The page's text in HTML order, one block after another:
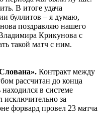
В итоге удача
буллитов – я думаю,
поздравляю нашего
Крикунова с
такой матч с ним.
Контракт между
рассчитан до конца
в системе
исключительно за
форвард провел 23 матча